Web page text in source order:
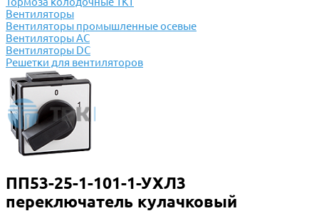
Вентиляторы
Вентиляторы промышленные осевые
Вентиляторы АС
Вентиляторы DC
Решетки для вентиляторов
ПП53-25-1-101-1-УХЛ3
переключатель кулачковый